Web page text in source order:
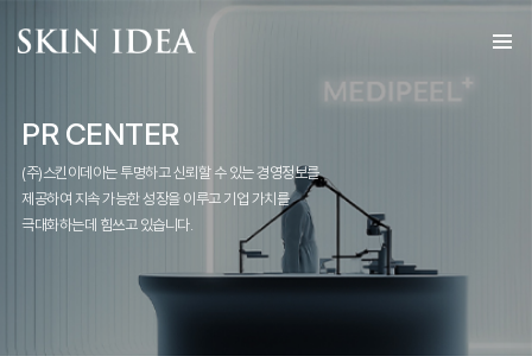
PR CENTER
(주)스킨이데아는 투명하고 신뢰할 수 있는 경영정보를
제공하여 지속 가능한 성장을 이루고 기업 가치를
극대화하는데 힘쓰고 있습니다.